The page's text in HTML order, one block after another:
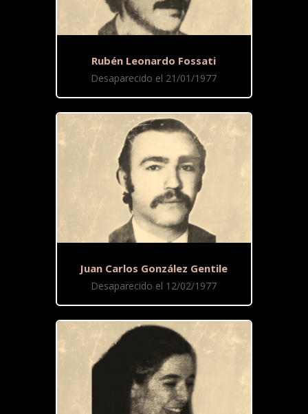
Rubén Leonardo Fossati
Desaparecido el 21/01/1977
Juan Carlos González Gentile
Desaparecido el 12/02/1977